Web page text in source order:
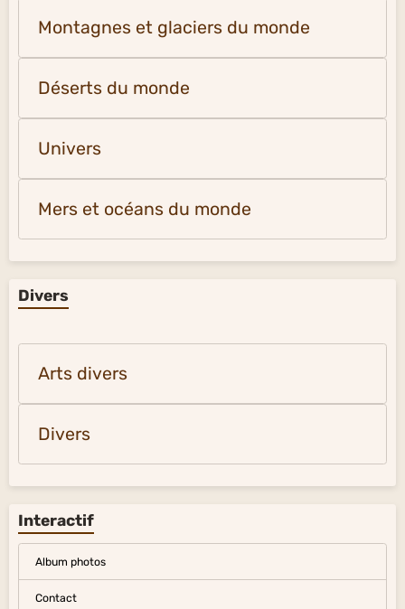
Montagnes et glaciers du monde
Déserts du monde
Univers
Mers et océans du monde
Divers
Arts divers
Divers
Interactif
Album photos
Contact